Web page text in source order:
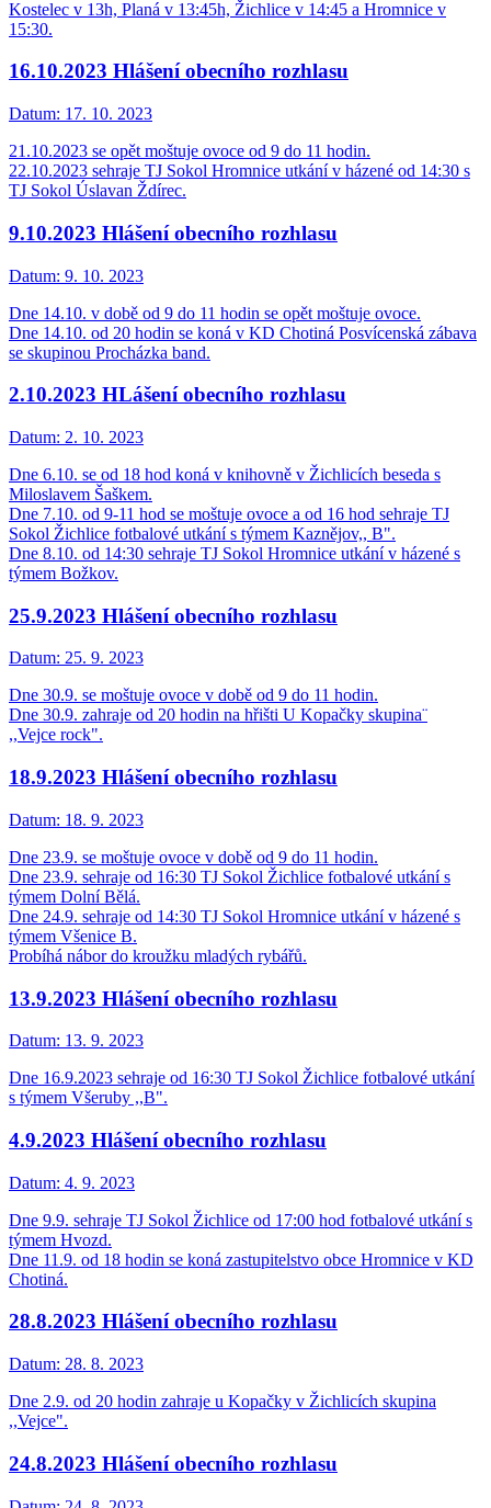
Kostelec v 13h, Planá v 13:45h, Žichlice v 14:45 a Hromnice v
15:30.
16.10.2023 Hlášení obecního rozhlasu
Datum: 17. 10. 2023
21.10.2023 se opět moštuje ovoce od 9 do 11 hodin.
22.10.2023 sehraje TJ Sokol Hromnice utkání v házené od 14:30 s
TJ Sokol Úslavan Ždírec.
9.10.2023 Hlášení obecního rozhlasu
Datum: 9. 10. 2023
Dne 14.10. v době od 9 do 11 hodin se opět moštuje ovoce.
Dne 14.10. od 20 hodin se koná v KD Chotiná Posvícenská zábava
se skupinou Procházka band.
2.10.2023 HLášení obecního rozhlasu
Datum: 2. 10. 2023
Dne 6.10. se od 18 hod koná v knihovně v Žichlicích beseda s
Miloslavem Šaškem.
Dne 7.10. od 9-11 hod se moštuje ovoce a od 16 hod sehraje TJ
Sokol Žichlice fotbalové utkání s týmem Kaznějov,, B".
Dne 8.10. od 14:30 sehraje TJ Sokol Hromnice utkání v házené s
týmem Božkov.
25.9.2023 Hlášení obecního rozhlasu
Datum: 25. 9. 2023
Dne 30.9. se moštuje ovoce v době od 9 do 11 hodin.
Dne 30.9. zahraje od 20 hodin na hřišti U Kopačky skupina¨
,,Vejce rock".
18.9.2023 Hlášení obecního rozhlasu
Datum: 18. 9. 2023
Dne 23.9. se moštuje ovoce v době od 9 do 11 hodin.
Dne 23.9. sehraje od 16:30 TJ Sokol Žichlice fotbalové utkání s
týmem Dolní Bělá.
Dne 24.9. sehraje od 14:30 TJ Sokol Hromnice utkání v házené s
týmem Všenice B.
Probíhá nábor do kroužku mladých rybářů.
13.9.2023 Hlášení obecního rozhlasu
Datum: 13. 9. 2023
Dne 16.9.2023 sehraje od 16:30 TJ Sokol Žichlice fotbalové utkání
s týmem Všeruby ,,B".
4.9.2023 Hlášení obecního rozhlasu
Datum: 4. 9. 2023
Dne 9.9. sehraje TJ Sokol Žichlice od 17:00 hod fotbalové utkání s
týmem Hvozd.
Dne 11.9. od 18 hodin se koná zastupitelstvo obce Hromnice v KD
Chotiná.
28.8.2023 Hlášení obecního rozhlasu
Datum: 28. 8. 2023
Dne 2.9. od 20 hodin zahraje u Kopačky v Žichlicích skupina
,,Vejce".
24.8.2023 Hlášení obecního rozhlasu